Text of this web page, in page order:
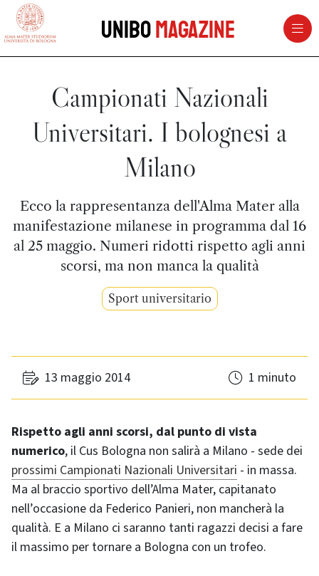
vai al contenuto della pagina
UniboMagazine
Campionati Nazionali
Universitari. I bolognesi a
Milano
Ecco la rappresentanza dell'Alma Mater alla
manifestazione milanese in programma dal 16
al 25 maggio. Numeri ridotti rispetto agli anni
scorsi, ma non manca la qualità
Sport universitario
13 maggio 2014 1 minuto
Rispetto agli anni scorsi, dal punto di vista
numerico, il Cus Bologna non salirà a Milano - sede dei
prossimi Campionati Nazionali Universitari - in massa.
Ma al braccio sportivo dell’Alma Mater, capitanato
nell’occasione da Federico Panieri, non mancherà la
qualità. E a Milano ci saranno tanti ragazzi decisi a fare
il massimo per tornare a Bologna con un trofeo.